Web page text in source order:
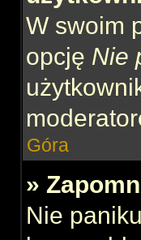
W swoim
opcję Nie
Góra
»
Nie